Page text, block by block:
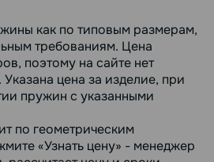
как по типовым размерам,
требованиям. Цена
поэтому на сайте нет
цена за изделие, при
пружин с указанными
по геометрическим
«Узнать цену» - менеджер